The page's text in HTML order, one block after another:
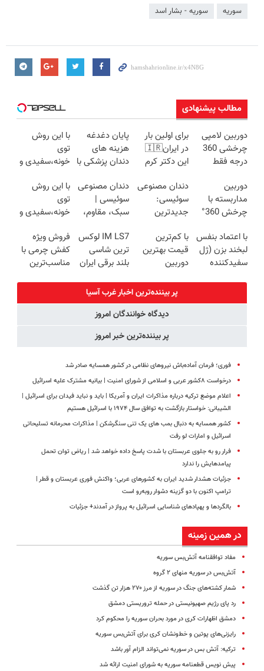
سوریه سوریه - بشار اسد
مطالب پیشنهادی
دوربین لامپی
چرخشی 360
درجه فقط
🔥 پرداخت
درب منزل
برای اولین بار
در ایران🇮🇷
این دکتر کرم
روزه ساخت!
پایان دغدغه
هزینه های
دندان پزشکی با
کننده خانگی
با این روش
توی
خونه،سفیدی و
برگردون
(40%off)
دوربین
مداربسته با
چرخش 360°
(ضمانت
تعویض +
پرداخت درب
دندان مصنوعی
سوئیسی:
جدیدترین
سبک و مقاوم |
پرداخت قسطی
دندان مصنوعی
سوئیسی |
سبک، مقاوم،
رایگان+پرداخت
اقساطی😍
با این روش
توی
خونه،سفیدی و
برگردون(40%off)
با اعتماد بنفس
لبخند بزن (ژل
سفیدکننده
با کم‌ترین
قیمت بهترین
دوربین
بخر❗❗❗
IM LS7 لوکس
ترین شاسی
بلند برقی ایران
فروش ویژه
کفش چرمی با
مناسب‌ترین
پر بیننده‌ترین اخبار غرب آسیا
دیدگاه خوانندگان امروز
پر بیننده‌ترین خبر امروز
فوری؛ فرمان آماده‌باش نیروهای نظامی در کشور همسایه صادر شد
درخواست ۸کشور عربی و اسلامی از شورای امنیت | بیانیه مشترک علیه اسرائیل
اعلام موضع ترکیه درباره مذاکرات ایران و آمریکا | باید و نباید فیدان برای اسرائیل |
الشیبانی: خواستار بازگشت به توافق سال ۱۹۷۴ با اسرائیل هستیم
کشور همسایه به دنبال بمب های یک تنی سنگرشکن | مذاکرات محرمانه تسلیحاتی
اسرائیل و امارات لو رفت
فرار رو به جلوی عربستان با شدت پاسخ داده خواهد شد | ریاض توان تحمل
پیامدهایش را ندارد
جزئیات هشدار شدید ایران به کشورهای عربی؛ واکنش فوری عربستان و قطر |
ترامپ اکنون با دو گزینه دشوار روبه‌رو است
بالگردها و پهپادهای شناسایی اسرائیل به پرواز در آمدند+ جزئیات
در همین زمینه
مفاد توافقنامه آتش‌بس سوریه
آتش‌بس در سوریه منهای ۲ گروه
شمار کشته‌های جنگ در سوریه از مرز ۲۷۰ هزار تن گذشت
رد پای رژیم صهیونیستی در حمله تروریستی دمشق
دمشق اظهارات کری در مورد بحران سوریه را محکوم کرد
رایزنی‌های پوتین و خط‌و‌نشان کری برای آتش‌بس سوریه
ترکیه: آتش بس در سوریه نمی‌تواند الزام آور باشد
پیش نویس قطعنامه سوریه به شورای امنیت ارائه شد